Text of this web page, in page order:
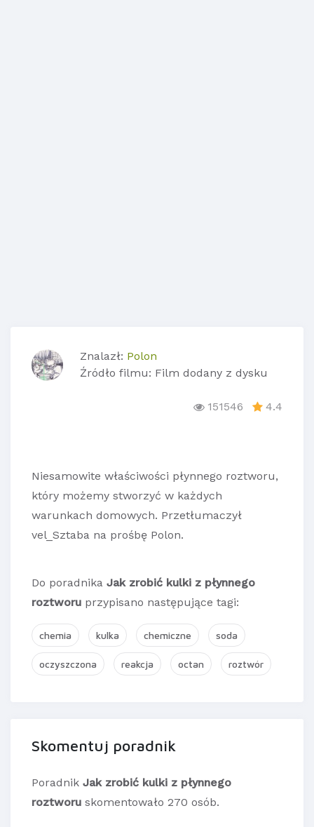
Znalazł: Polon
Źródło filmu: Film dodany z dysku
151546 4.4
Niesamowite właściwości płynnego roztworu,
który możemy stworzyć w każdych
warunkach domowych. Przetłumaczył
vel_Sztaba na prośbę Polon.
Do poradnika Jak zrobić kulki z płynnego
roztworu przypisano następujące tagi:
chemia kulka chemiczne soda
oczyszczona reakcja octan roztwór
Skomentuj poradnik
Poradnik Jak zrobić kulki z płynnego
roztworu skomentowało 270 osób.